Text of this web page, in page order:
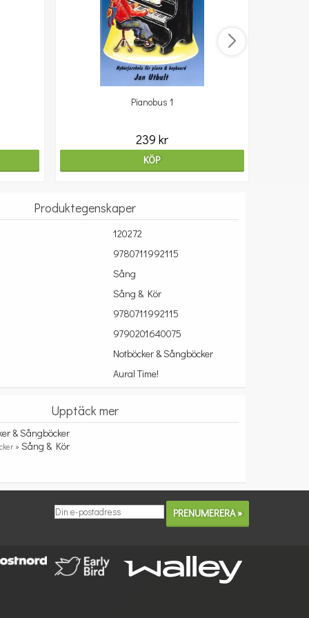
Pianobus 1
239 kr
KÖP
Produktegenskaper
120272
9780711992115
Sång
Sång & Kör
9780711992115
9790201640075
Notböcker & Sångböcker
Aural Time!
Upptäck mer
& Sångböcker
»Sång & Kör